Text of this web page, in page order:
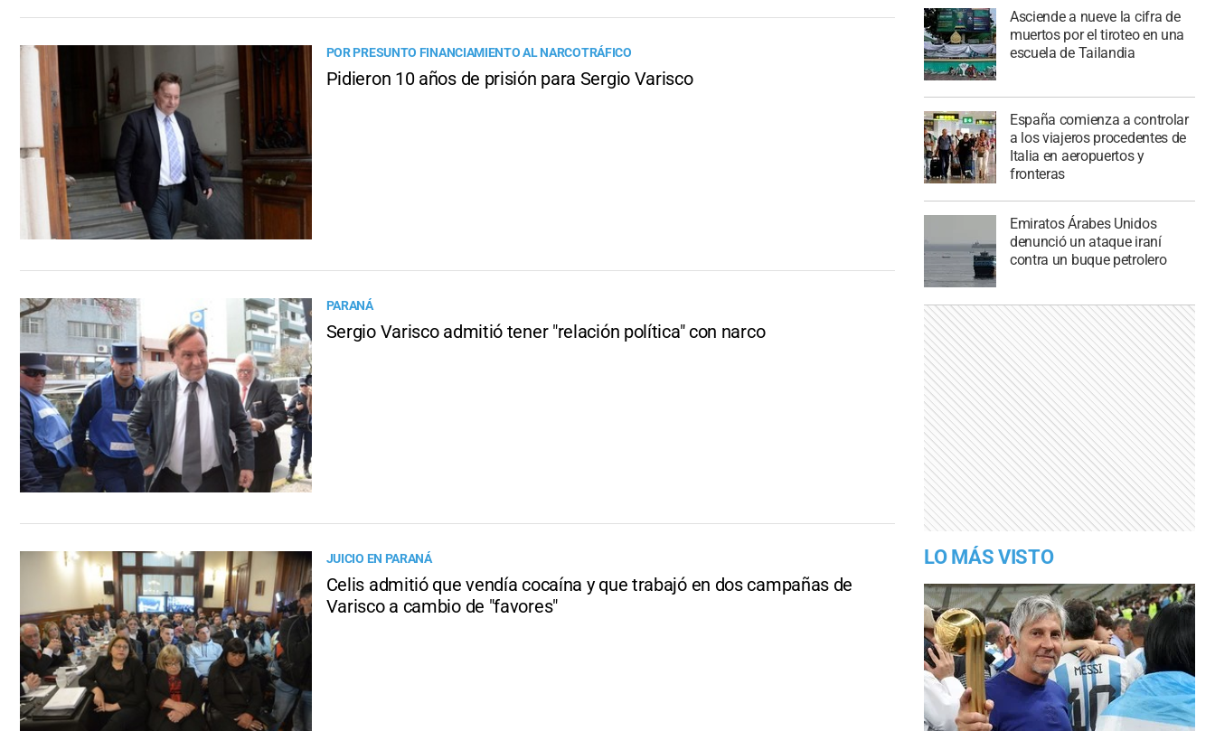
POR PRESUNTO FINANCIAMIENTO AL NARCOTRÁFICO
Pidieron 10 años de prisión para Sergio Varisco
PARANÁ
Sergio Varisco admitió tener "relación política" con narco
JUICIO EN PARANÁ
Celis admitió que vendía cocaína y que trabajó en dos campañas de
Varisco a cambio de "favores"
Asciende a nueve la cifra de
muertos por el tiroteo en una
escuela de Tailandia
España comienza a controlar
a los viajeros procedentes de
Italia en aeropuertos y
fronteras
Emiratos Árabes Unidos
denunció un ataque iraní
contra un buque petrolero
LO MÁS VISTO